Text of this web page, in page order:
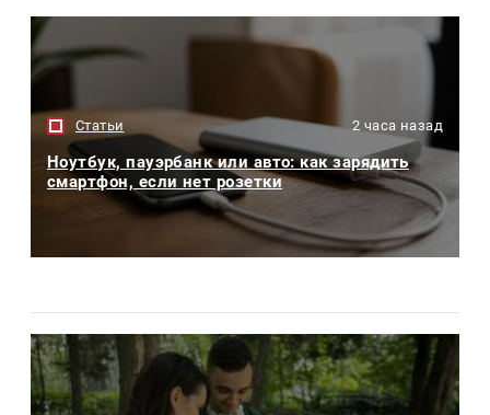
Статьи 2 часа назад
Ноутбук, пауэрбанк или авто: как зарядить
смартфон, если нет розетки